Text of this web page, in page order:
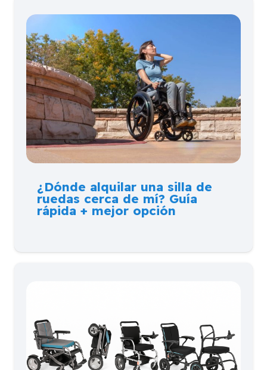
¿Dónde alquilar una silla de
ruedas cerca de mí? Guía
rápida + mejor opción